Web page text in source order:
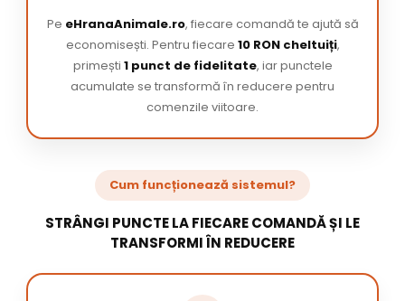
Pe eHranaAnimale.ro, fiecare comandă te ajută să
economisești. Pentru fiecare 10 RON cheltuiți,
primești 1 punct de fidelitate, iar punctele
acumulate se transformă în reducere pentru
comenzile viitoare.
Cum funcționează sistemul?
STRÂNGI PUNCTE LA FIECARE COMANDĂ ȘI LE
TRANSFORMI ÎN REDUCERE